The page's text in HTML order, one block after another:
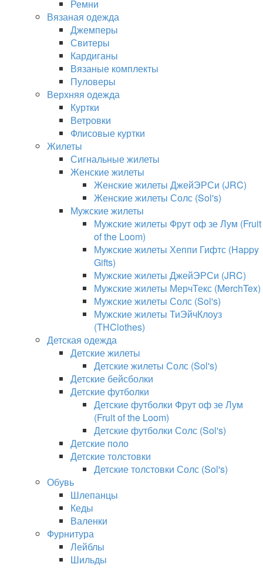
Ремни
Вязаная одежда
Джемперы
Свитеры
Кардиганы
Вязаные комплекты
Пуловеры
Верхняя одежда
Куртки
Ветровки
Флисовые куртки
Жилеты
Сигнальные жилеты
Женские жилеты
Женские жилеты ДжейЭРСи (JRC)
Женские жилеты Солс (Sol's)
Мужские жилеты
Мужские жилеты Фрут оф зе Лум (Fruit
of the Loom)
Мужские жилеты Хеппи Гифтс (Happy
Gifts)
Мужские жилеты ДжейЭРСи (JRC)
Мужские жилеты МерчТекс (MerchTex)
Мужские жилеты Солс (Sol's)
Мужские жилеты ТиЭйчКлоуз
(THClothes)
Детская одежда
Детские жилеты
Детские жилеты Солс (Sol's)
Детские бейсболки
Детские футболки
Детские футболки Фрут оф зе Лум
(Fruit of the Loom)
Детские футболки Солс (Sol's)
Детские поло
Детские толстовки
Детские толстовки Солс (Sol's)
Обувь
Шлепанцы
Кеды
Валенки
Фурнитура
Лейблы
Шильды